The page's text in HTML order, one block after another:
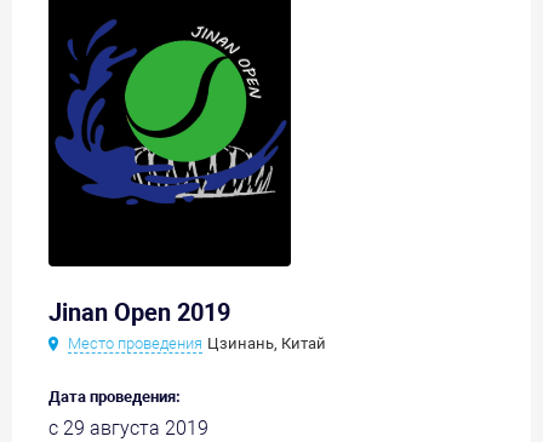
Jinan Open 2019
Место проведения Цзинань, Китай
Дата проведения:
с 29 августа 2019